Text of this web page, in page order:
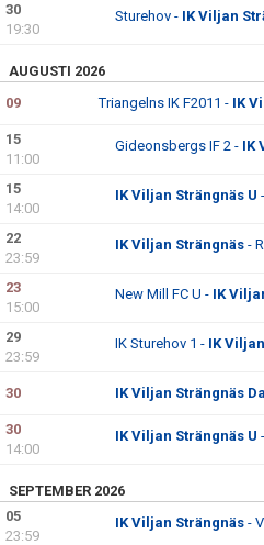
30
19:30
Sturehov - IK Viljan
AUGUSTI 2026
09
Triangelns IK F2011 - IK
15
11:00
Gideonsbergs IF 2 - IK
15
14:00
IK Viljan Strängnäs U
22
23:59
IK Viljan Strängnäs -
23
15:00
New Mill FC U - IK
29
23:59
IK Sturehov 1 - IK
30 IK Viljan Strängnäs
30
14:00
IK Viljan Strängnäs U
SEPTEMBER 2026
05
23:59
IK Viljan Strängnäs -